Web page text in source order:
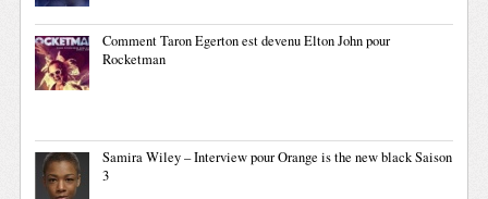
Comment Taron Egerton est devenu Elton John pour
Rocketman
Samira Wiley – Interview pour Orange is the new black Saison
3